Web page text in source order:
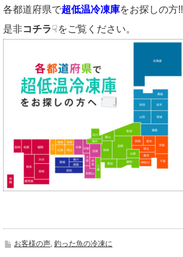
各都道府県で超低温冷凍庫をお探しの方!!
是非コチラ☟をご覧ください。
お客様の声, 釣った魚の冷凍に